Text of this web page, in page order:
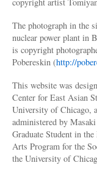
The photograph in the
nuclear power plant in
is copyright
Pobereskin (http://
This website was
Center for East Asian
University of Chicago,
administered by
Graduate Student in
Arts Program for the
the University of